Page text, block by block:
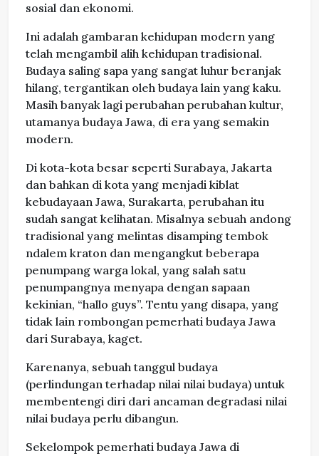
sosial dan ekonomi.
Ini adalah gambaran kehidupan modern yang
telah mengambil alih kehidupan tradisional.
Budaya saling sapa yang sangat luhur beranjak
hilang, tergantikan oleh budaya lain yang kaku.
Masih banyak lagi perubahan perubahan kultur,
utamanya budaya Jawa, di era yang semakin
modern.
Di kota-kota besar seperti Surabaya, Jakarta
dan bahkan di kota yang menjadi kiblat
kebudayaan Jawa, Surakarta, perubahan itu
sudah sangat kelihatan. Misalnya sebuah andong
tradisional yang melintas disamping tembok
ndalem kraton dan mengangkut beberapa
penumpang warga lokal, yang salah satu
penumpangnya menyapa dengan sapaan
kekinian, “hallo guys”. Tentu yang disapa, yang
tidak lain rombongan pemerhati budaya Jawa
dari Surabaya, kaget.
Karenanya, sebuah tanggul budaya
(perlindungan terhadap nilai nilai budaya) untuk
membentengi diri dari ancaman degradasi nilai
nilai budaya perlu dibangun.
Sekelompok pemerhati budaya Jawa di